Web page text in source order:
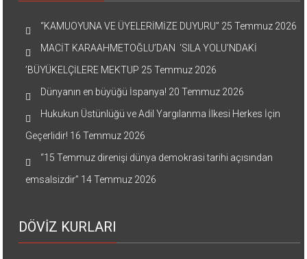
“KAMUOYUNA VE ÜYELERİMİZE DUYURU” 25 Temmuz 2026
MACİT KARAAHMETOĞLU’DAN ‘SILA YOLU’NDAKİ
’BÜYÜKELÇİLERE MEKTUP 25 Temmuz 2026
Dünyanın en büyüğü İspanya! 20 Temmuz 2026
Hukukun Üstünlüğü ve Adil Yargılanma İlkesi Herkes İçin
Geçerlidir! 16 Temmuz 2026
“15 Temmuz direnişi dünya demokrasi tarihi açısından
emsalsizdir” 14 Temmuz 2026
DÖVİZ KURLARI